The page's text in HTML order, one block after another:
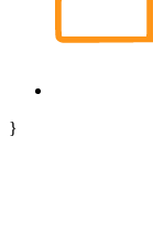
}